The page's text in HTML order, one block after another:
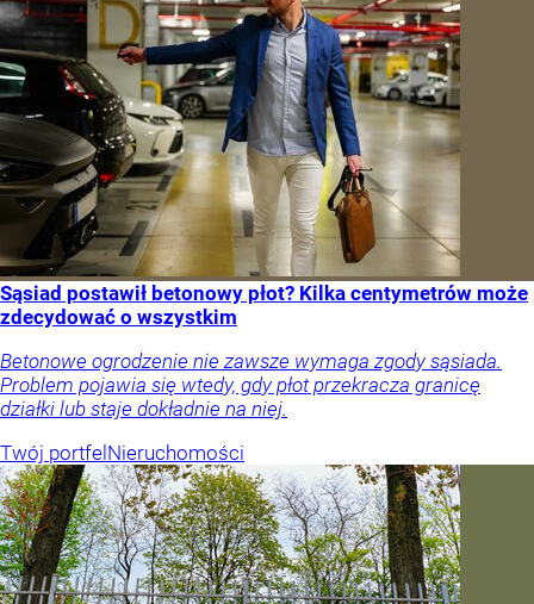
Sąsiad postawił betonowy płot? Kilka centymetrów może
zdecydować o wszystkim
Betonowe ogrodzenie nie zawsze wymaga zgody sąsiada.
Problem pojawia się wtedy, gdy płot przekracza granicę
działki lub staje dokładnie na niej.
Twój portfel Nieruchomości